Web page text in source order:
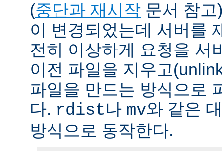
(중단과 재시작 문서 참
이 변경되었는데 서버를
전히 이상하게 요청을 서
이전 파일을 지우고
파일을 만드는 방식으로
다. rdist나 mv와 같은
방식으로 동작한다.